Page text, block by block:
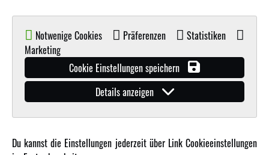
© Copyright 2019 - 2026 Amewi Trade GmbH - Alle Rechte vorbehalten |Impressum| Der
Notwenige Cookies Präferenzen
Statistiken
Marketing
Cookie Einstellungen speichern
Details anzeigen
Du kannst die Einstellungen jederzeit über Link Cookieeinstellungen